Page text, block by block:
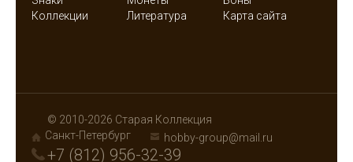
Коллекции
Литература Карта сайта
© 2010-2026 Старая Коллекция
Санкт-Петербург
hobby-group@mail.ru
+7 (812) 956-32-39